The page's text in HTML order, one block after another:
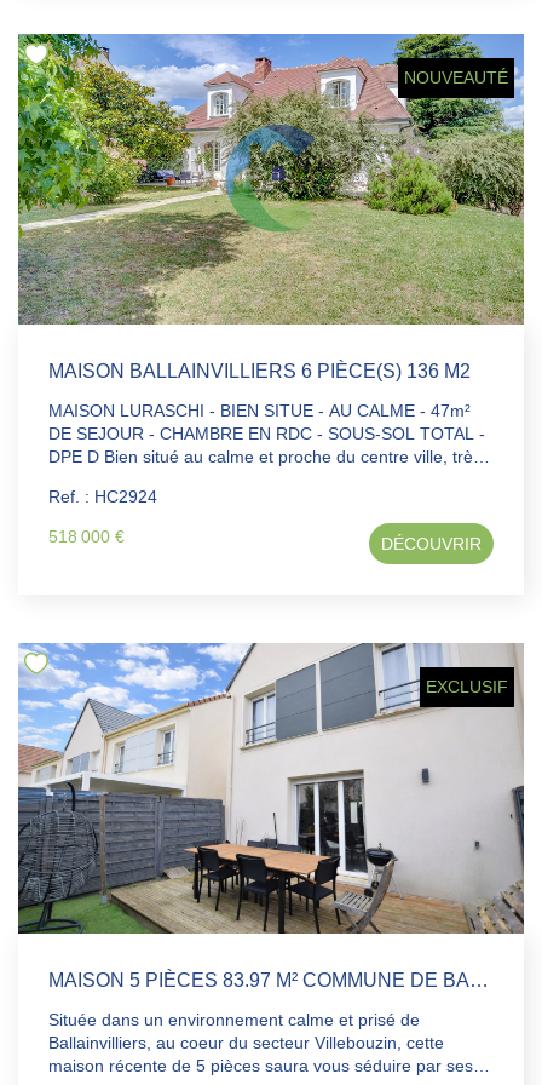
réduire significativement la consommation d'électricité é
de réaliser des économies tout au long de l'année. Un
box + une place de parking extérieure. Sans travaux à
prévoir. Comble aménageable.
NOUVEAUTÉ
MAISON BALLAINVILLIERS 6 PIÈCE(S) 136 M2
MAISON LURASCHI - BIEN SITUE - AU CALME - 47m²
DE SEJOUR - CHAMBRE EN RDC - SOUS-SOL TOTAL -
DPE D Bien situé au calme et proche du centre ville, très
de 136m² habitables, édifié sur un terrain clos de 913m²
et offrant, en RDC : Une grande entrée, un séjour triple
traversant de 47m², une cuisine aménagée/équipée
bureau et une salle de bains avec WC. Sous-sol total
comprenant un garage double, une chaufferie/buanderie
et une cave.
Ref. : HC2924
518 000 € DÉCOUVRIR
EXCLUSIF
MAISON 5 PIÈCES 83.97 M² COMMUNE DE BALLAINVILLIERS
Située dans un environnement calme et prisé de
Ballainvilliers, au coeur du secteur Villebouzin, cette
maison récente de 5 pièces saura vous séduire par ses